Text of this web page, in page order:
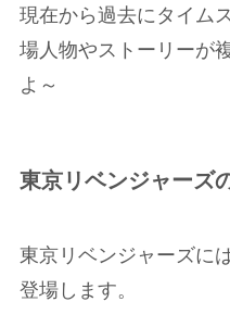
現在から過去にタイム
場人物やストーリーが
よ～
東京リベンジャーズ
東京リベンジャーズに
登場します。